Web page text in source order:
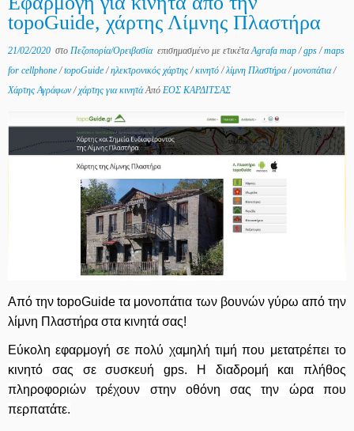
topoGuide, χάρτης Λίμνης Πλαστήρα
21/02/2020 στο Πεζοπορία/Ορειβασία επισημασμένο με ετικέταAgrafa map/gps/maps
for cellphone/topoGuide/ηλεκτρονικός χάρτης/κινητό/λίμνη Πλαστήρα/μονοπάτια/
Χάρτης Αγράφων/χάρτης για κινητάΑπό ΕΟΣ ΚΑΡΔΙΤΣΑΣ
Από την topoGuide τα μονοπάτια των βουνών γύρω από την
λίμνη Πλαστήρα στα κινητά σας!
Εύκολη εφαρμογή σε πολύ χαμηλή τιμή που μετατρέπει το
κινητό σας σε συσκευή gps. Η διαδρομή και πλήθος
πληροφοριών τρέχουν στην οθόνη σας την ώρα που
περπατάτε.